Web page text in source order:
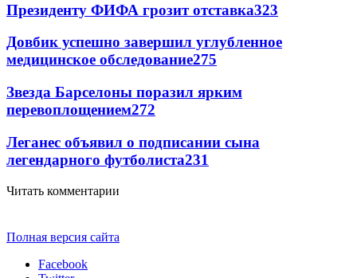
Президенту ФИФА грозит отставка323
Довбик успешно завершил углубленное
медицинское обследование275
Звезда Барселоны поразил ярким
перевоплощением272
Леганес объявил о подписании сына
легендарного футболиста231
Читать комментарии
Полная версия сайта
Facebook